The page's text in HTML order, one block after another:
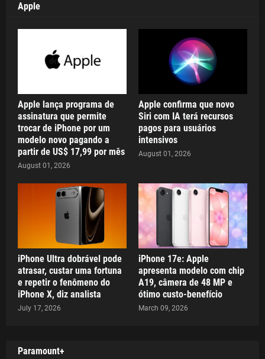
Apple
Apple lança programa de
assinatura que permite
trocar de iPhone por um
modelo novo pagando a
partir de US$ 17,99 por mês
August 01, 2026
Apple confirma que novo
Siri com IA terá recursos
pagos para usuários
intensivos
August 01, 2026
iPhone Ultra dobrável pode
atrasar, custar uma fortuna
e repetir o fenômeno do
iPhone X, diz analista
July 17, 2026
iPhone 17e: Apple
apresenta modelo com chip
A19, câmera de 48 MP e
ótimo custo-benefício
March 09, 2026
Paramount+